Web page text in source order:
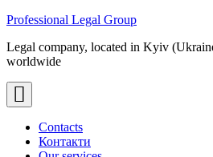
Skip
content
Professional Legal Group
Legal company, located in Kyiv
worldwide
Contacts
Контакти